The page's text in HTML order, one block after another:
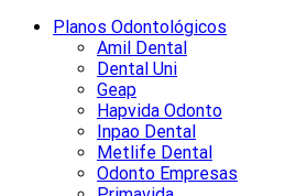
Planos Odontológicos
Amil Dental
Dental Uni
Geap
Hapvida Odonto
Inpao Dental
Metlife Dental
Odonto Empresas